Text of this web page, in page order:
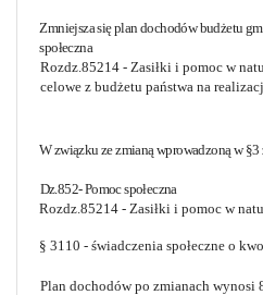
Zmniejsza się plan dochodów budżetu
społeczna
Rozdz.85214 - Zasiłki i pomoc w
celowe z budżetu państwa na
W związku ze zmianą wprowadzoną w
Dz.852- Pomoc społeczna
Rozdz.85214 - Zasiłki i pomoc w
§ 3110 - świadczenia społeczne o
Plan dochodów po zmianach wynosi